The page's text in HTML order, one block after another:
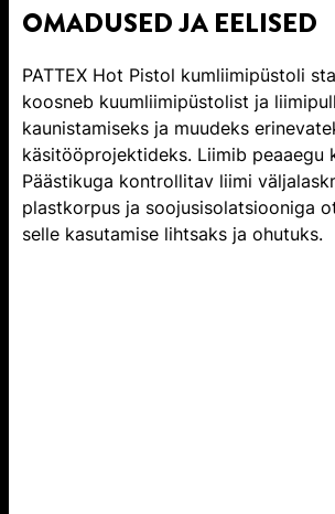
OMADUSED JA EELISED
PATTEX Hot Pistol kumliimipüstoli
koosneb kuumliimipüstolist ja
kaunistamiseks ja muudeks
käsitööprojektideks. Liimib peaaegu
Päästikuga kontrollitav liimi
plastkorpus ja soojusisolatsiooniga
selle kasutamise lihtsaks ja ohutuks.